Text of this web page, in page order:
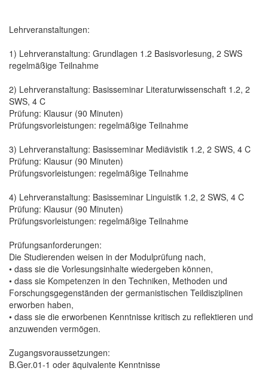
Lehrveranstaltungen:
1) Lehrveranstaltung: Grundlagen 1.2 Basisvorlesung, 2 SWS
regelmäßige Teilnahme
2) Lehrveranstaltung: Basisseminar Literaturwissenschaft 1.2, 2
SWS, 4 C
Prüfung: Klausur (90 Minuten)
Prüfungsvorleistungen: regelmäßige Teilnahme
3) Lehrveranstaltung: Basisseminar Mediävistik 1.2, 2 SWS, 4 C
Prüfung: Klausur (90 Minuten)
Prüfungsvorleistungen: regelmäßige Teilnahme
4) Lehrveranstaltung: Basisseminar Linguistik 1.2, 2 SWS, 4 C
Prüfung: Klausur (90 Minuten)
Prüfungsvorleistungen: regelmäßige Teilnahme
Prüfungsanforderungen:
Die Studierenden weisen in der Modulprüfung nach,
• dass sie die Vorlesungsinhalte wiedergeben können,
• dass sie Kompetenzen in den Techniken, Methoden und
Forschungsgegenständen der germanistischen Teildisziplinen
erworben haben,
• dass sie die erworbenen Kenntnisse kritisch zu reflektieren und
anzuwenden vermögen.
Zugangsvoraussetzungen:
B.Ger.01-1 oder äquivalente Kenntnisse